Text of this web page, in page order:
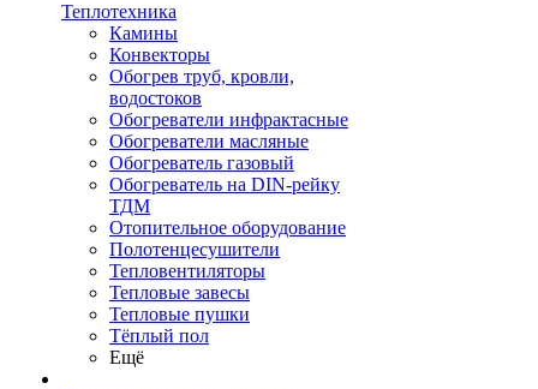
Теплотехника
Камины
Конвекторы
Обогрев труб, кровли,
водостоков
Обогреватели инфрактасные
Обогреватели масляные
Обогреватель газовый
Обогреватель на DIN-рейку
ТДМ
Отопительное оборудование
Полотенцесушители
Тепловентиляторы
Тепловые завесы
Тепловые пушки
Тёплый пол
Ещё